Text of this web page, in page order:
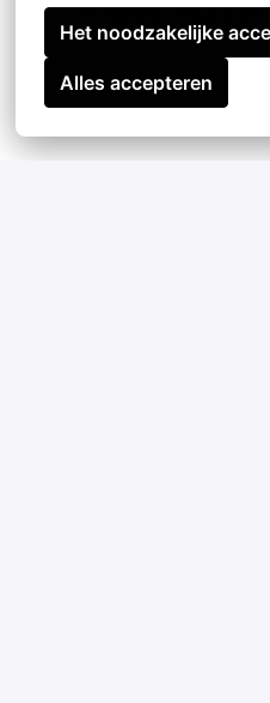
Het noodzakelijke
Alles accepteren
et motivé, nous